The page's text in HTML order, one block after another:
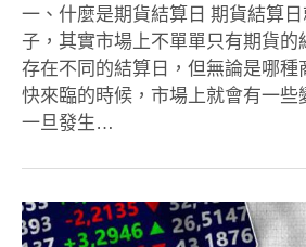
一、什麼是期貨結算日 期貨結算
子，其實市場上不單單只有期貨
存在不同的結算日，但無論是哪種
快來臨的時候，市場上就會有一些
一旦發生…